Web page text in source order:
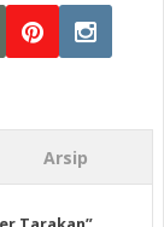
Arsip